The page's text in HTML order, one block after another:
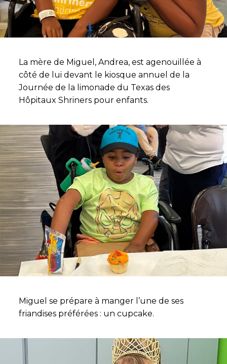
La mère de Miguel, Andrea, est agenouillée à
côté de lui devant le kiosque annuel de la
Journée de la limonade du Texas des
Hôpitaux Shriners pour enfants.
Miguel se prépare à manger l’une de ses
friandises préférées : un cupcake.